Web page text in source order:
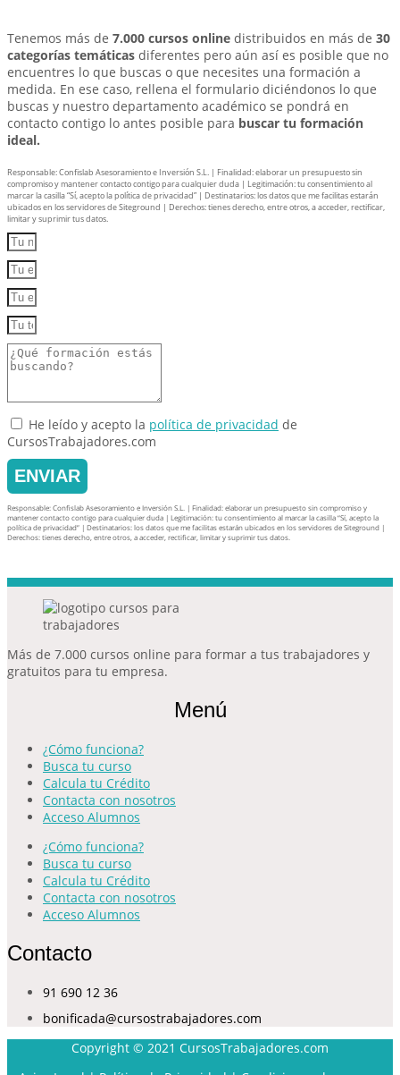
Tenemos más de 7.000 cursos online distribuidos en más de 30
categorías temáticas diferentes pero aún así es posible que no
encuentres lo que buscas o que necesites una formación a
medida. En ese caso, rellena el formulario diciéndonos lo que
buscas y nuestro departamento académico se pondrá en
contacto contigo lo antes posible para buscar tu formación
ideal.
Responsable: Confislab Asesoramiento e Inversión S.L. | Finalidad: elaborar un presupuesto sin
compromiso y mantener contacto contigo para cualquier duda | Legitimación: tu consentimiento al
marcar la casilla “Sí, acepto la política de privacidad” | Destinatarios: los datos que me facilitas estarán
ubicados en los servidores de Siteground | Derechos: tienes derecho, entre otros, a acceder, rectificar,
limitar y suprimir tus datos.
He leído y acepto la política de privacidad de
CursosTrabajadores.com
ENVIAR
Responsable: Confislab Asesoramiento e Inversión S.L. | Finalidad: elaborar un presupuesto sin compromiso y
mantener contacto contigo para cualquier duda | Legitimación: tu consentimiento al marcar la casilla “Sí, acepto la
política de privacidad” | Destinatarios: los datos que me facilitas estarán ubicados en los servidores de Siteground |
Derechos: tienes derecho, entre otros, a acceder, rectificar, limitar y suprimir tus datos.
Más de 7.000 cursos online para formar a tus trabajadores y
gratuitos para tu empresa.
Menú
¿Cómo funciona?
Busca tu curso
Calcula tu Crédito
Contacta con nosotros
Acceso Alumnos
¿Cómo funciona?
Busca tu curso
Calcula tu Crédito
Contacta con nosotros
Acceso Alumnos
Contacto
91 690 12 36
bonificada@cursostrabajadores.com
Copyright © 2021 CursosTrabajadores.com